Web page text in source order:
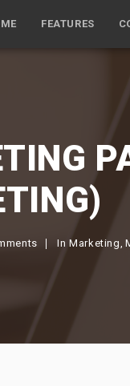
InMarketing
FEATURES